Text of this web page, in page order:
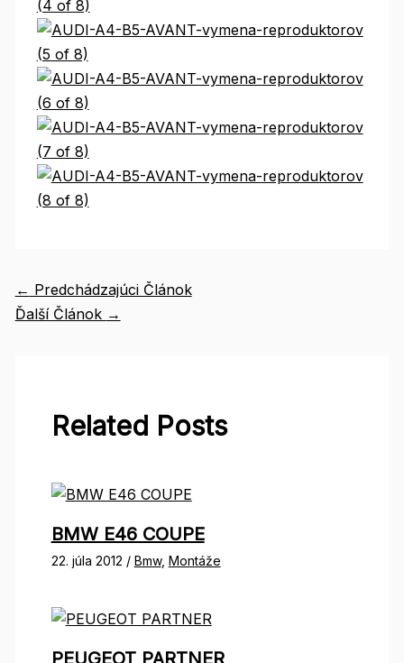
← Predchádzajúci Článok
Ďalší Článok →
Related Posts
BMW E46 COUPE
22. júla 2012 / Bmw, Montáže
PEUGEOT PARTNER